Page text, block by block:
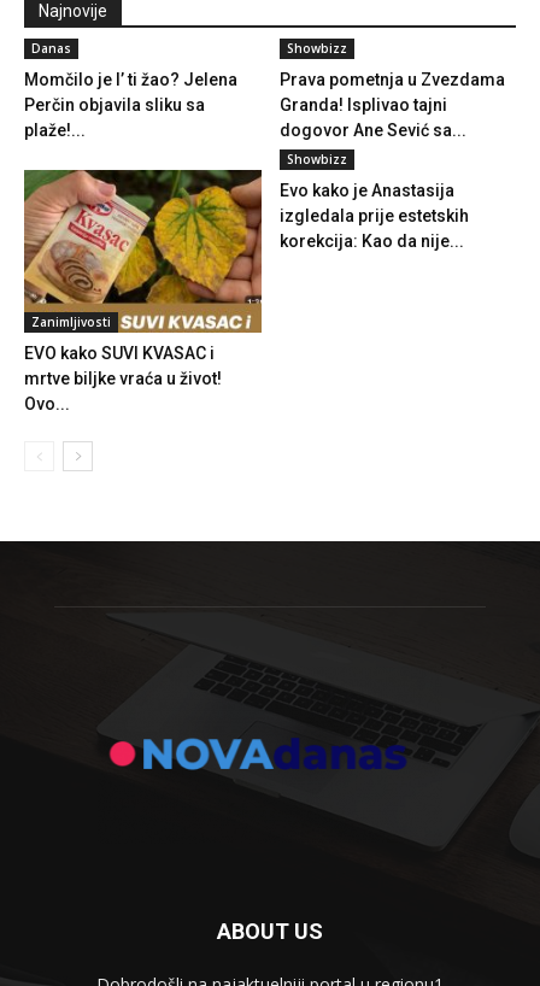
Najnovije
Danas
Momčilo je l’ ti žao? Jelena
Perčin objavila sliku sa
plaže!...
Showbizz
Prava pometnja u Zvezdama
Granda! Isplivao tajni
dogovor Ane Sević sa...
Zanimljivosti
EVO kako SUVI KVASAC i
mrtve biljke vraća u život!
Ovo...
Showbizz
Evo kako je Anastasija
izgledala prije estetskih
korekcija: Kao da nije...
ABOUT US